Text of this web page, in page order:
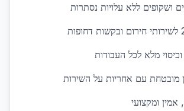
ושקופים ללא עלויות נסתרות
מלא לכל העבודות
מובטחת עם אחריות על השירות
ומקצועי